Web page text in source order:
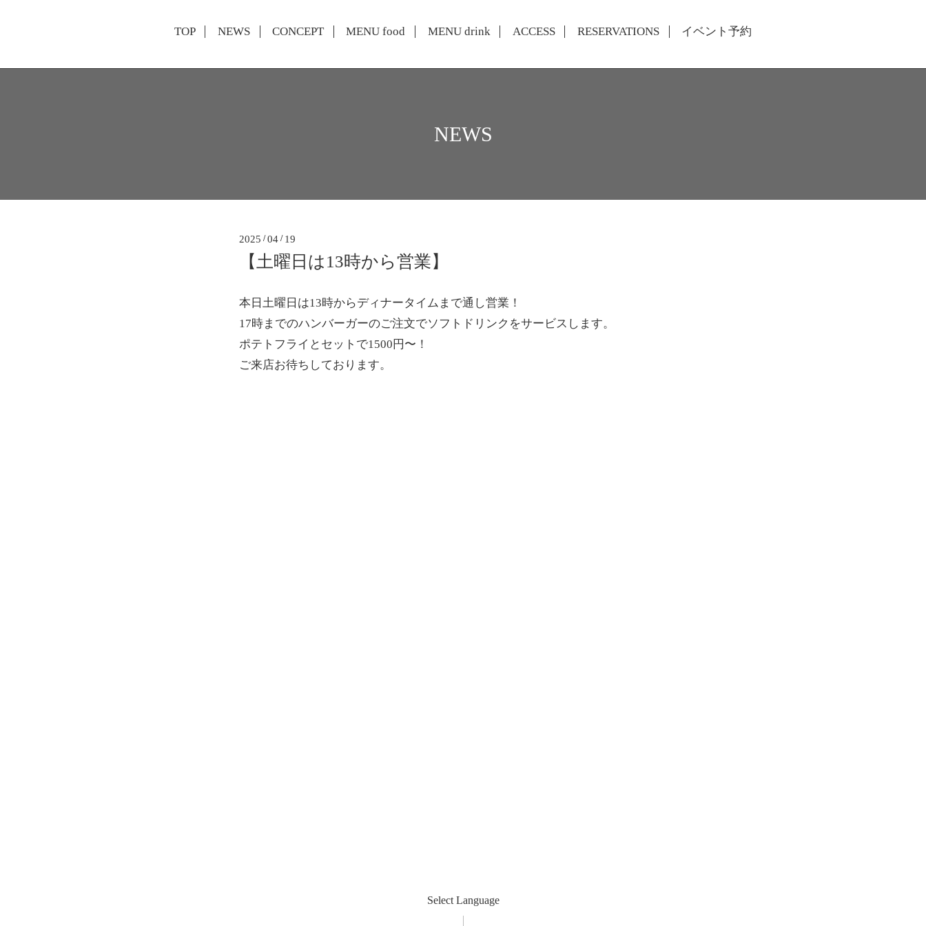
TOP NEWS CONCEPT MENU food MENU drink ACCESS RESERVATIONS イベント予約
NEWS
2025 /04 / 19
【土曜日は13時から営業】
本日土曜日は13時からディナータイムまで通し営業！
17時までのハンバーガーのご注文でソフトドリンクをサービスします。
ポテトフライとセットで1500円〜！
ご来店お待ちしております。
Select Language